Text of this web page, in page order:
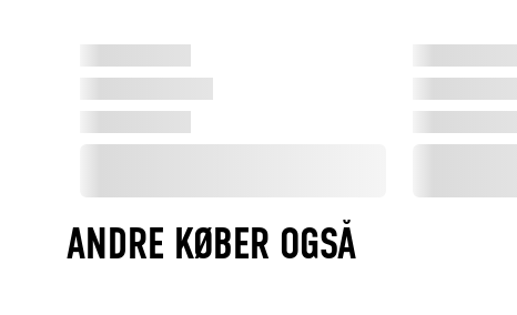
ANDRE KØBER OGSÅ